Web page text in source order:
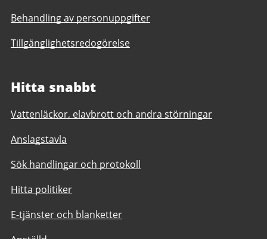
Behandling av personuppgifter
Tillgänglighetsredogörelse
Hitta snabbt
Vattenläckor, elavbrott och andra störningar
Anslagstavla
Sök handlingar och protokoll
Hitta politiker
E-tjänster och blanketter